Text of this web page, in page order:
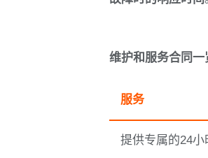
维护和服务合同一
服务
提供专属的24